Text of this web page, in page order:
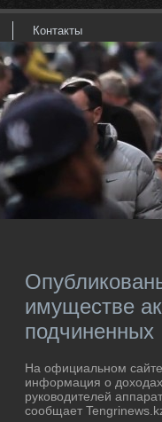
Контакты
имуществе
подчиненных
На официальном
информация о
руковοдителей
сообщает